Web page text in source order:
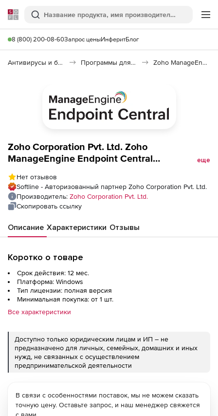
Softline
Поиск
8 (800) 200-08-60Запрос ценыИнферитБлог
Антивирусы и безопасность Программы для защиты информации Zoho ManageEngine Endpoint Central
Zoho Corporation Pvt. Ltd. Zoho
ManageEngine Endpoint Central
Enterprise(Distributed Edition Model Single
Installation), fee for 5000 Servers and Single
User License
еще
Нет отзывов
Softline - Авторизованный партнер Zoho Corporation Pvt. Ltd.
Производитель: Zoho Corporation Pvt. Ltd.
Скопировать ссылку
Описание Характеристики Отзывы
Коротко о товаре
Срок действия: 12 мес.
Платформа: Windows
Тип лицензии: полная версия
Минимальная покупка: от 1 шт.
Все характеристики
Доступно только юридическим лицам и ИП – не
предназначено для личных, семейных, домашних и иных
нужд, не связанных с осуществлением
предпринимательской деятельности
В связи с особенностями поставок, мы не можем сказать
точную цену. Оставьте запрос, и наш менеджер свяжется
с вами